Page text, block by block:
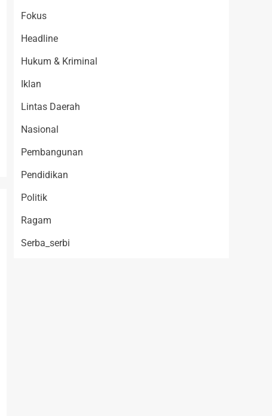
Fokus
Headline
Hukum & Kriminal
Iklan
Lintas Daerah
Nasional
Pembangunan
Pendidikan
Politik
Ragam
Serba_serbi